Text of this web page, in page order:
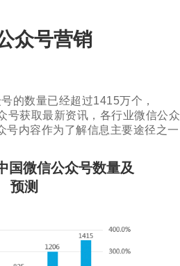
众号营销
的数量已经超过1415万个，
号获取最新资讯，各行业微信公众
号内容作为了解信息主要途径之一
国微信公众号数量及
预测